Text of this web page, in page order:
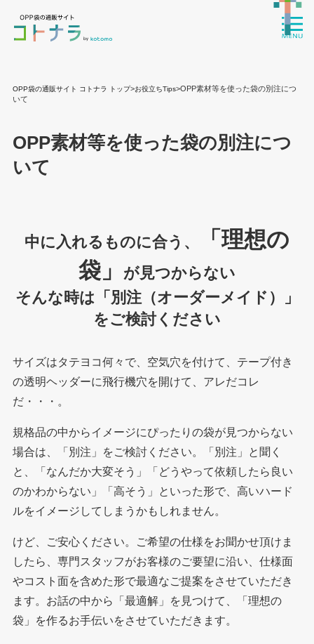
OPP袋の通販サイト コトナラ トップ>お役立ちTips>OPP素材等を使った袋の別注につ
いて
OPP素材等を使った袋の別注につ
いて
中に入れるものに合う、
「理想の
袋」
が見つからない
そんな時は「別注（オーダーメイド）」
をご検討ください
サイズはタテヨコ何々で、空気穴を付けて、テープ付き
の透明ヘッダーに飛行機穴を開けて、アレだコレ
だ・・・。
規格品の中からイメージにぴったりの袋が見つからない
場合は、「別注」をご検討ください。「別注」と聞く
と、「なんだか大変そう」「どうやって依頼したら良い
のかわからない」「高そう」といった形で、高いハード
ルをイメージしてしまうかもしれません。
けど、ご安心ください。ご希望の仕様をお聞かせ頂けま
したら、専門スタッフがお客様のご要望に沿い、仕様面
やコスト面を含めた形で最適なご提案をさせていただき
ます。お話の中から「最適解」を見つけて、「理想の
袋」を作るお手伝いをさせていただきます。